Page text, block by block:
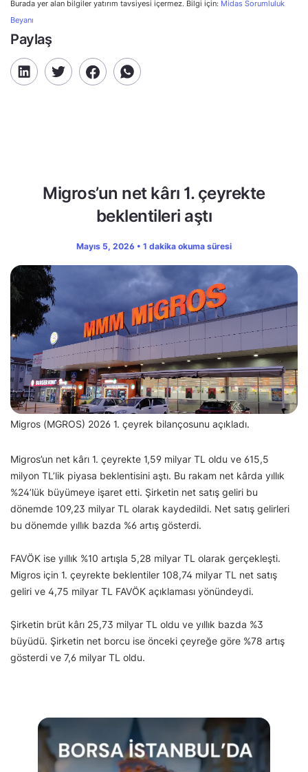
Burada yer alan bilgiler yatırım tavsiyesi içermez. Bilgi için: Midas Sorumluluk
Beyanı
Paylaş
Migros’un net kârı 1. çeyrekte
beklentileri aştı
Mayıs 5, 2026 • 1 dakika okuma süresi
Migros (MGROS) 2026 1. çeyrek bilançosunu açıkladı.
Migros’un net kârı 1. çeyrekte 1,59 milyar TL oldu ve 615,5
milyon TL’lik piyasa beklentisini aştı. Bu rakam net kârda yıllık
%24’lük büyümeye işaret etti. Şirketin net satış geliri bu
dönemde 109,23 milyar TL olarak kaydedildi. Net satış gelirleri
bu dönemde yıllık bazda %6 artış gösterdi.
FAVÖK ise yıllık %10 artışla 5,28 milyar TL olarak gerçekleşti.
Migros için 1. çeyrekte beklentiler 108,74 milyar TL net satış
geliri ve 4,75 milyar TL FAVÖK açıklaması yönündeydi.
Şirketin brüt kârı 25,73 milyar TL oldu ve yıllık bazda %3
büyüdü. Şirketin net borcu ise önceki çeyreğe göre %78 artış
gösterdi ve 7,6 milyar TL oldu.